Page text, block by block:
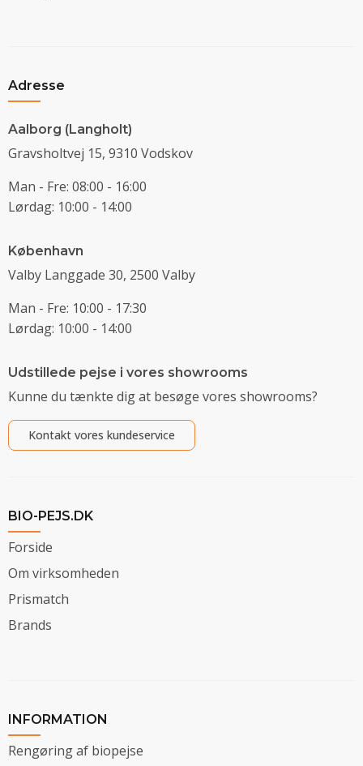
Adresse
Aalborg (Langholt)
Gravsholtvej 15, 9310 Vodskov
Man - Fre: 08:00 - 16:00
Lørdag: 10:00 - 14:00
København
Valby Langgade 30, 2500 Valby
Man - Fre: 10:00 - 17:30
Lørdag: 10:00 - 14:00
Udstillede pejse i vores showrooms
Kunne du tænkte dig at besøge vores showrooms?
Kontakt vores kundeservice
BIO-PEJS.DK
Forside
Om virksomheden
Prismatch
Brands
INFORMATION
Rengøring af biopejse